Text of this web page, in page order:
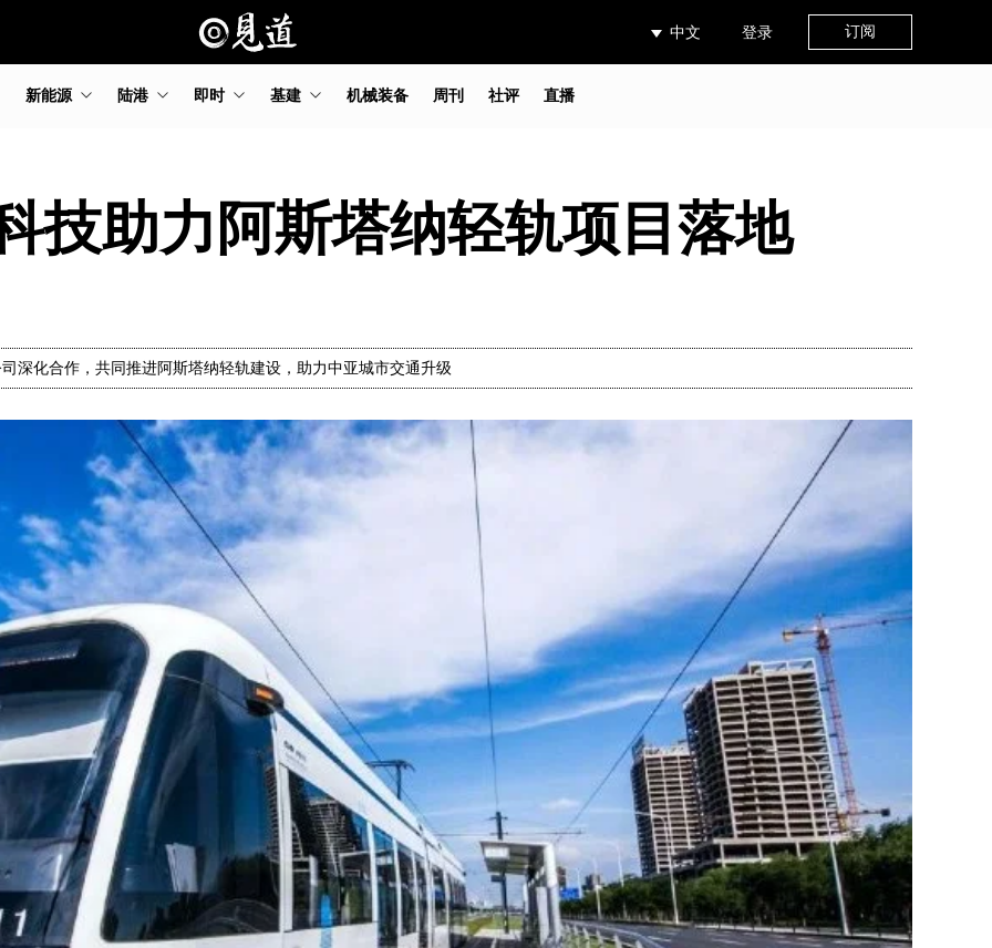
中文 登录 订阅
新能源 陆港 即时 基建 机械装备 周刊 社评 直播
技助力阿斯塔纳轻轨项目落地
深化合作，共同推进阿斯塔纳轻轨建设，助力中亚城市交通升级